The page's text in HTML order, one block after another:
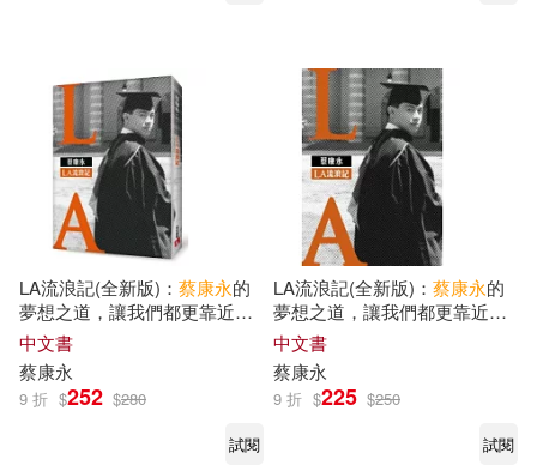
LA流浪記(全新版)： 蔡康永的
夢想之道，讓我們都更靠近自
己的夢想!
中文書
蔡康永
9 折 $252 $280
試閱
LA流浪記(全新版)： 蔡康永的
夢想之道，讓我們都更靠近自
己的夢想!
中文書
蔡康永
9 折 $225 $250
試閱